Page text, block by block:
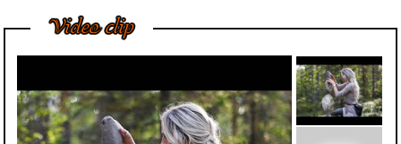
các...
Bí Quyết Để Tượng
Đá Mỹ Nghệ Luôn
Giữ Được Nước
Bóng Tốt Nhất
Trong điều kiện phát
Video clip